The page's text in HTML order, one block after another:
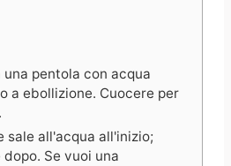
pentola con acqua
a ebollizione. Cuocere per
sale all'acqua all'inizio;
Se vuoi una